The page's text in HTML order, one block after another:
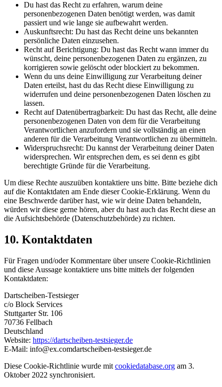
Du hast das Recht zu erfahren, warum deine
personenbezogenen Daten benötigt werden, was damit
passiert und wie lange sie aufbewahrt werden.
Auskunftsrecht: Du hast das Recht deine uns bekannten
persönliche Daten einzusehen.
Recht auf Berichtigung: Du hast das Recht wann immer du
wünscht, deine personenbezogenen Daten zu ergänzen, zu
korrigieren sowie gelöscht oder blockiert zu bekommen.
Wenn du uns deine Einwilligung zur Verarbeitung deiner
Daten erteilst, hast du das Recht diese Einwilligung zu
widerrufen und deine personenbezogenen Daten löschen zu
lassen.
Recht auf Datenübertragbarkeit: Du hast das Recht, alle deine
personenbezogenen Daten von dem für die Verarbeitung
Verantwortlichen anzufordern und sie vollständig an einen
anderen für die Verarbeitung Verantwortlichen zu übermitteln.
Widerspruchsrecht: Du kannst der Verarbeitung deiner Daten
widersprechen. Wir entsprechen dem, es sei denn es gibt
berechtigte Gründe für die Verarbeitung.
Um diese Rechte auszuüben kontaktiere uns bitte. Bitte beziehe dich
auf die Kontaktdaten am Ende dieser Cookie-Erklärung. Wenn du
eine Beschwerde darüber hast, wie wir deine Daten behandeln,
würden wir diese gerne hören, aber du hast auch das Recht diese an
die Aufsichtsbehörde (Datenschutzbehörde) zu richten.
10. Kontaktdaten
Für Fragen und/oder Kommentare über unsere Cookie-Richtlinien
und diese Aussage kontaktiere uns bitte mittels der folgenden
Kontaktdaten:
Dartscheiben-Testsieger
c/o Block Services
Stuttgarter Str. 106
70736 Fellbach
Deutschland
Website: https://dartscheiben-testsieger.de
E-Mail: info@ex.comdartscheiben-testsieger.de
Diese Cookie-Richtlinie wurde mit cookiedatabase.org am 3.
Oktober 2022 synchronisiert.